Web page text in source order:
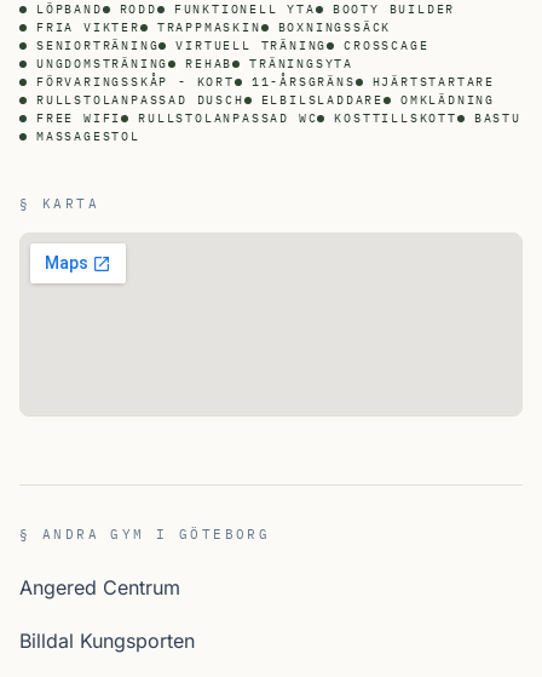
LÖPBAND
RODD FUNKTIONELL YTA
BOOTY BUILDER
FRIA VIKTER
TRAPPMASKIN
BOXNINGSSÄCK
SENIORTRÄNING
VIRTUELL TRÄNING
CROSSCAGE
UNGDOMSTRÄNING
REHAB
TRÄNINGSYTA
FÖRVARINGSSKÅP - KORT
11-ÅRSGRÄNS
HJÄRTSTARTARE
RULLSTOLANPASSAD DUSCH
ELBILSLADDARE
OMKLÄDNING
FREE WIFI
RULLSTOLANPASSAD WC KOSTTILLSKOTT
BASTU
MASSAGESTOL
§ KARTA
§ ANDRA GYM I GÖTEBORG
Angered Centrum
Billdal Kungsporten